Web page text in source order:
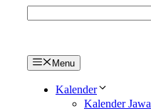
Menu
Kalender
Kalender Jawa